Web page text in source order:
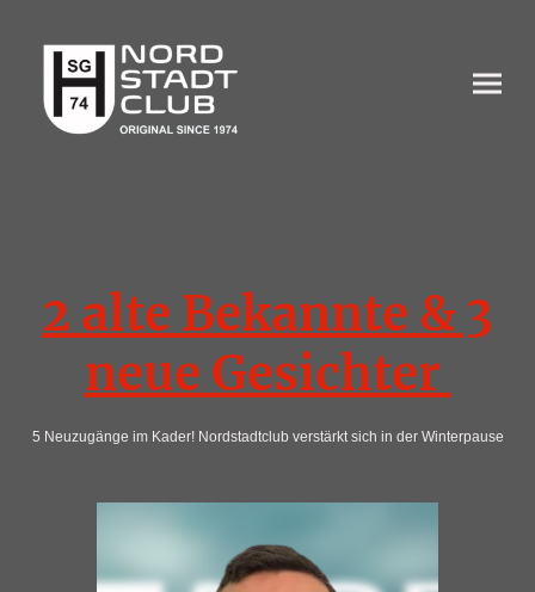
2 alte Bekannte & 3
neue Gesichter
5 Neuzugänge im Kader! Nordstadtclub verstärkt sich in der Winterpause